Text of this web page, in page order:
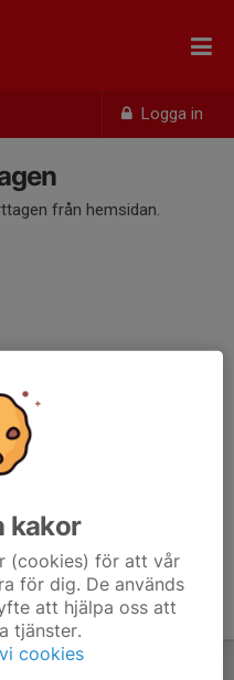
Logga in
från hemsidan.
kakor
(cookies) för att vår
för dig. De används
att hjälpa oss att
tjänster.
cookies